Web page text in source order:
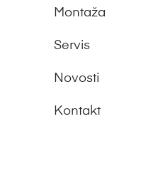
Montaža
Servis
Novosti
Kontakt